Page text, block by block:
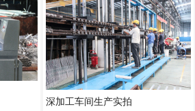
深加工车间生产实拍